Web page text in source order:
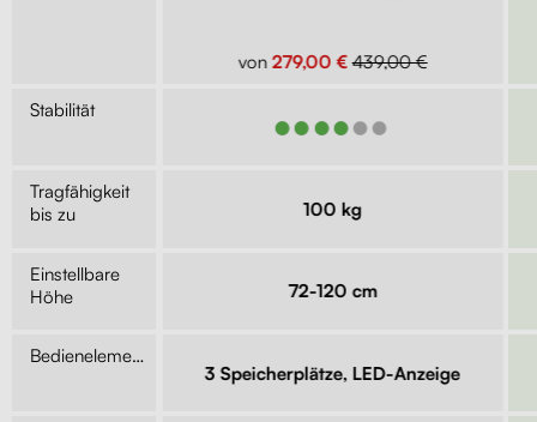
Stabilität
Tragfähigkeit
bis zu
Einstellbare
Höhe
Bedienelement
von 279,00 € 439,00 €
●●●●●●
100 kg
72-120 cm
3 Speicherplätze, LED-Anzeige